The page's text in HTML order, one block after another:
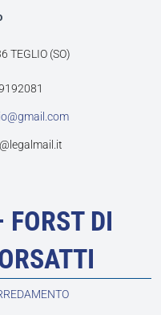
TEGLIO (SO)
DI